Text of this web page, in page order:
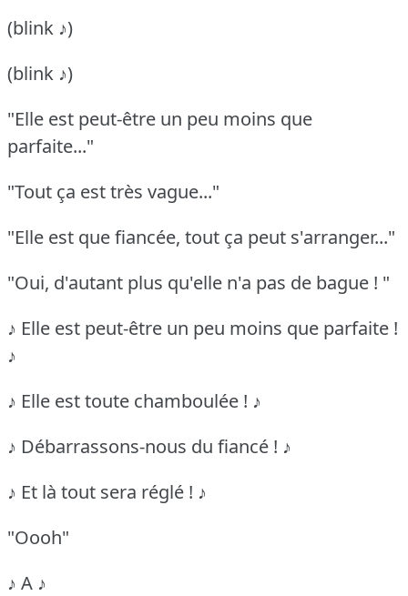
(blink ♪)
(blink ♪)
"Elle est peut-être un peu moins que
parfaite..."
"Tout ça est très vague..."
"Elle est que fiancée, tout ça peut s'arranger..."
"Oui, d'autant plus qu'elle n'a pas de bague ! "
♪ Elle est peut-être un peu moins que parfaite !
♪
♪ Elle est toute chamboulée ! ♪
♪ Débarrassons-nous du fiancé ! ♪
♪ Et là tout sera réglé ! ♪
"Oooh"
♪ A ♪